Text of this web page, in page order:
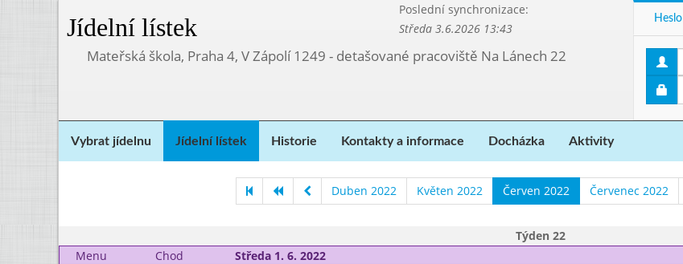
Jídelní lístek
Poslední synchronizace:
Středa 3.6.2026 13:43
Mateřská škola, Praha 4, V Zápolí 1249 - detašované pracoviště Na Lánech 22
Heslo
Vybrat jídelnu Jídelní lístek Historie Kontakty a informace Docházka Aktivity
Duben 2022 Květen 2022 Červen 2022 Červenec 2022
Týden 22
Menu
Chod Středa 1. 6. 2022